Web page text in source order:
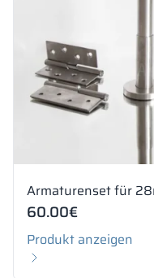
Armaturenset für
60.00€
Produkt anzeigen